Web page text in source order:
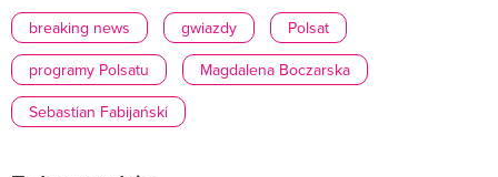
breaking news gwiazdy
Polsat
programy Polsatu
Magdalena Boczarska
Sebastian Fabijański